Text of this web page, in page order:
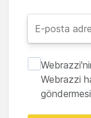
Webrazzi